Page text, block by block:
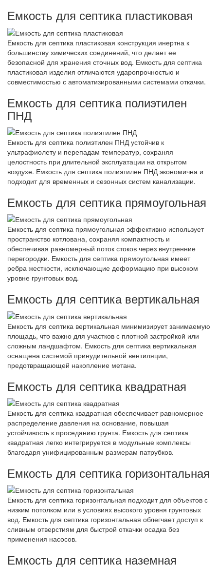
Емкость для септика пластиковая
Емкость для септика пластиковая конструкция инертна к
большинству химических соединений, что делает ее
безопасной для хранения сточных вод. Емкость для септика
пластиковая изделия отличаются ударопрочностью и
совместимостью с автоматизированными системами откачки.
Емкость для септика полиэтилен
ПНД
Емкость для септика полиэтилен ПНД устойчив к
ультрафиолету и перепадам температур, сохраняя
целостность при длительной эксплуатации на открытом
воздухе. Емкость для септика полиэтилен ПНД экономична и
подходит для временных и сезонных систем канализации.
Емкость для септика прямоугольная
Емкость для септика прямоугольная эффективно использует
пространство котлована, сохраняя компактность и
обеспечивая равномерный поток стоков через внутренние
перегородки. Емкость для септика прямоугольная имеет
ребра жесткости, исключающие деформацию при высоком
уровне грунтовых вод.
Емкость для септика вертикальная
Емкость для септика вертикальная минимизирует занимаемую
площадь, что важно для участков с плотной застройкой или
сложным ландшафтом. Емкость для септика вертикальная
оснащена системой принудительной вентиляции,
предотвращающей накопление метана.
Емкость для септика квадратная
Емкость для септика квадратная обеспечивает равномерное
распределение давления на основание, повышая
устойчивость к проседанию грунта. Емкость для септика
квадратная легко интегрируется в модульные комплексы
благодаря унифицированным размерам патрубков.
Емкость для септика горизонтальная
Емкость для септика горизонтальная подходит для объектов с
низким потолком или в условиях высокого уровня грунтовых
вод. Емкость для септика горизонтальная облегчает доступ к
сливным отверстиям для быстрой откачки осадка без
применения насосов.
Емкость для септика наземная